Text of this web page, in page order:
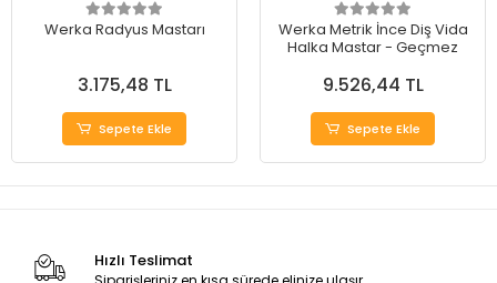
Werka Radyus Mastarı
3.175,48 TL
Sepete Ekle
Werka Metrik İnce Diş Vida
Halka Mastar - Geçmez
9.526,44 TL
Sepete Ekle
Hızlı Teslimat